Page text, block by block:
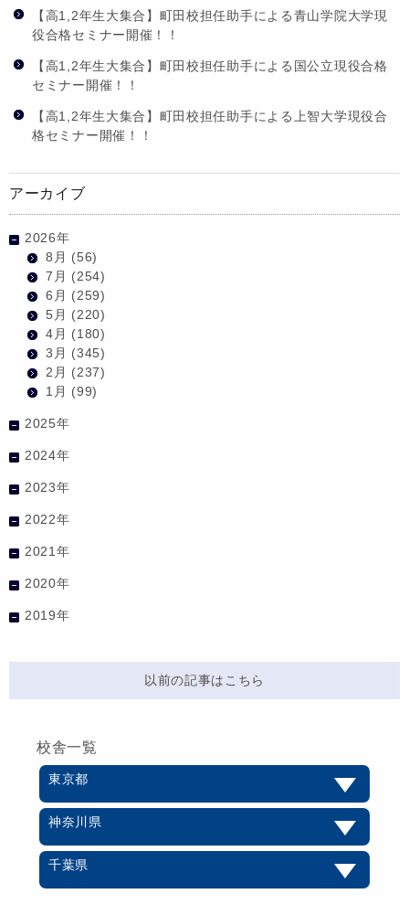
【高1,2年生大集合】町田校担任助手による青山学院大学現
役合格セミナー開催！！
【高1,2年生大集合】町田校担任助手による国公立現役合格
セミナー開催！！
【高1,2年生大集合】町田校担任助手による上智大学現役合
格セミナー開催！！
アーカイブ
2026年
8月 (56)
7月 (254)
6月 (259)
5月 (220)
4月 (180)
3月 (345)
2月 (237)
1月 (99)
2025年
2024年
2023年
2022年
2021年
2020年
2019年
以前の記事はこちら
校舎一覧
東京都
神奈川県
千葉県